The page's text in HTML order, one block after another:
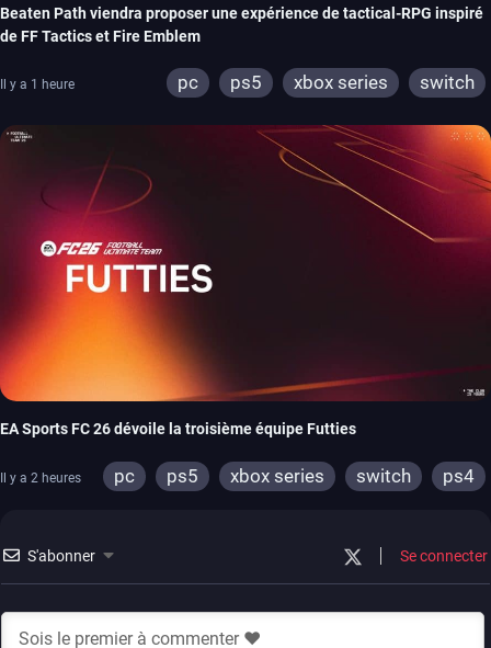
Beaten Path viendra proposer une expérience de tactical-RPG inspiré
de FF Tactics et Fire Emblem
Il y a 1 heure pc ps5 xbox series switch
EA Sports FC 26 dévoile la troisième équipe Futties
Il y a 2 heures pc ps5 xbox series switch
ps4
S'abonner Se connecter